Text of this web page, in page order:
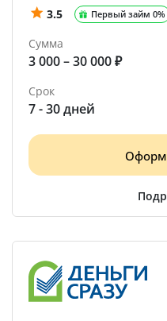
3.5 Первый займ 0%
Сумма
3 000 – 30 000 ₽
Срок
7 - 30 дней